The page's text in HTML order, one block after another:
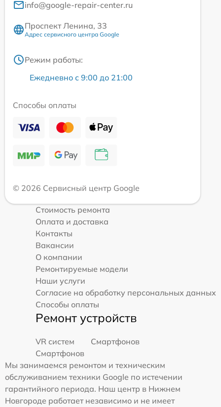
info@google-repair-center.ru
Проспект Ленина, 33
Адрес сервисного центра Google
Режим работы:
Ежедневно с 9:00 до 21:00
Способы оплаты
© 2026 Сервисный центр Google
Стоимость ремонта
Оплата и доставка
Контакты
Вакансии
О компании
Ремонтируемые модели
Наши услуги
Согласие на обработку персональных данных
Способы оплаты
Ремонт устройств
VR систем
Смартфонов
Смартфонов
Мы занимаемся ремонтом и техническим
обслуживанием техники Google по истечении
гарантийного периода. Наш центр в Нижнем
Новгороде работает независимо и не имеет